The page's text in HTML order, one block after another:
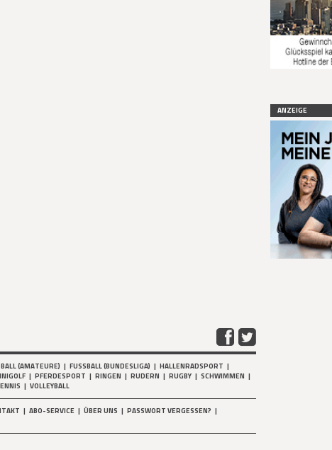
ANZEIGE
(AMATEURE) | FUSSBALL (BUNDESLIGA) | HALLENRADSPORT |
| PFERDESPORT | RINGEN | RUDERN | RUGBY | SCHWIMMEN |
| VOLLEYBALL
| ABO-SERVICE | ÜBER UNS | PASSWORT VERGESSEN? |